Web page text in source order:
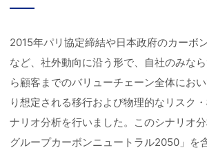
2015年パリ協定締結や日本政府のカーボ
など、社外動向に沿う形で、自社のみな
ら顧客までのバリューチェーン全体にお
り想定される移行および物理的なリスク
ナリオ分析を行いました。このシナリオ
グループカーボンニュートラル2050」を